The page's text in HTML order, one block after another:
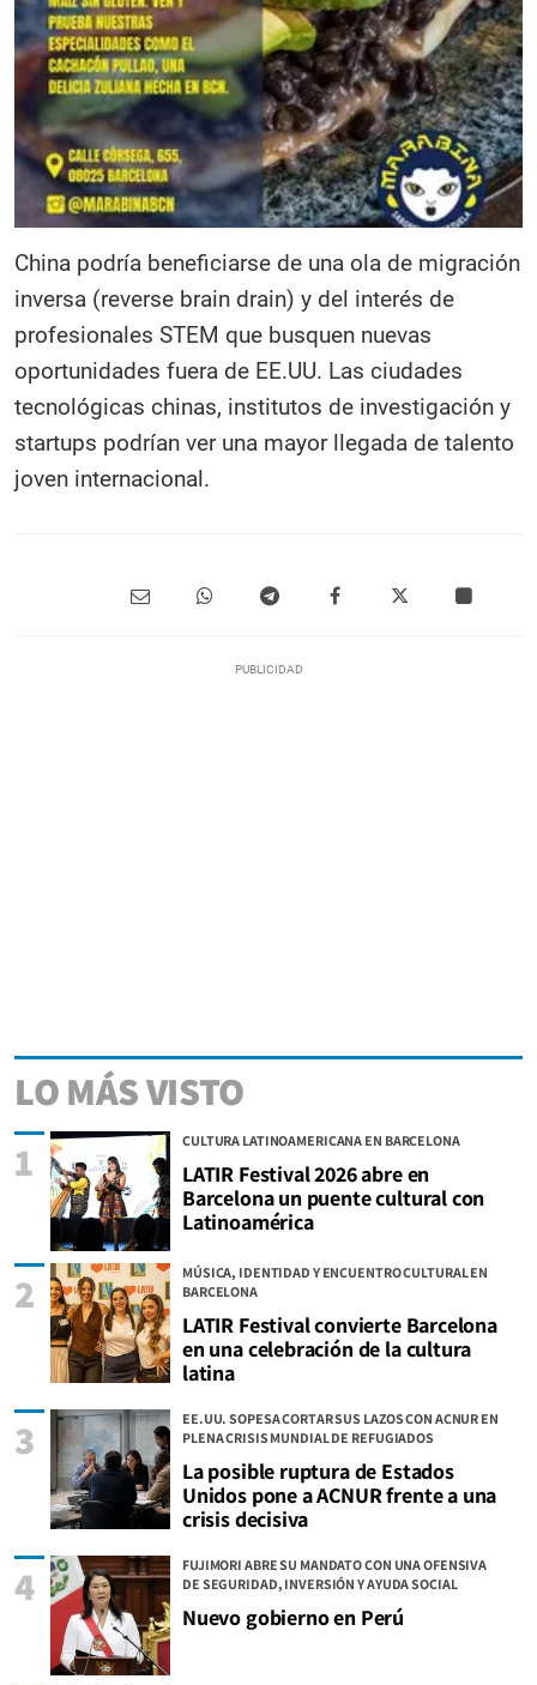
China podría beneficiarse de una ola de migración
inversa (reverse brain drain) y del interés de
profesionales STEM que busquen nuevas
oportunidades fuera de EE.UU. Las ciudades
tecnológicas chinas, institutos de investigación y
startups podrían ver una mayor llegada de talento
joven internacional.
LO MÁS VISTO
CULTURA LATINOAMERICANA EN BARCELONA
LATIR Festival 2026 abre en
Barcelona un puente cultural con
Latinoamérica
1
MÚSICA, IDENTIDAD Y ENCUENTRO CULTURAL EN
BARCELONA
LATIR Festival convierte Barcelona
en una celebración de la cultura
latina
2
EE.UU. SOPESA CORTAR SUS LAZOS CON ACNUR EN
PLENA CRISIS MUNDIAL DE REFUGIADOS
La posible ruptura de Estados
Unidos pone a ACNUR frente a una
crisis decisiva
3
FUJIMORI ABRE SU MANDATO CON UNA OFENSIVA
DE SEGURIDAD, INVERSIÓN Y AYUDA SOCIAL
Nuevo gobierno en Perú
4